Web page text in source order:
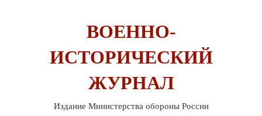
ВОЕННО-
ИСТОРИЧЕСКИЙ
ЖУРНАЛ
Издание Министерства обороны России